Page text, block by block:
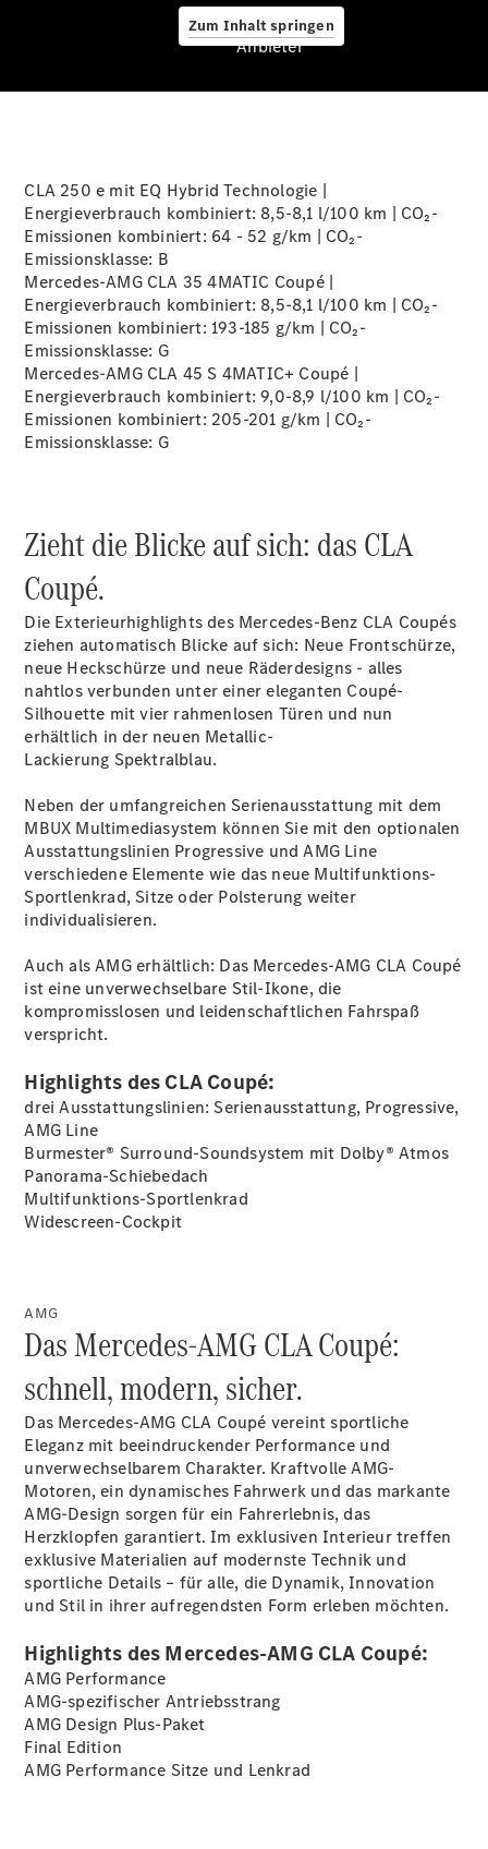
Zum Inhalt springen
A-Klasse
Kompaktlimousine
CLE Coupé
Mercedes-
AMG GT
Mercedes-
AMG GT 4-
Türer
CLE
Cabriolet
AMG SL
Roadster
Mercedes-
Maybach SL
Monogram
Limousine
VLE
Vans &
Reisemobile
EQT -
elektrisch
EQV -
elektrisch
V-Klasse
V-Klasse
Marco Polo
V-Klasse
Marco Polo
HORIZON
Reisemobile
Junge
Sterne
Sterne -
Anbieter
CLA 250 e mit EQ Hybrid Technologie |
Energieverbrauch kombiniert: 8,5-8,1 l/100 km | CO₂-
Emissionen kombiniert: 64 - 52 g/km | CO₂-
Emissionsklasse: B
Mercedes-AMG CLA 35 4MATIC Coupé |
Energieverbrauch kombiniert: 8,5-8,1 l/100 km | CO₂-
Emissionen kombiniert: 193-185 g/km | CO₂-
Emissionsklasse: G
Mercedes-AMG CLA 45 S 4MATIC+ Coupé |
Energieverbrauch kombiniert: 9,0-8,9 l/100 km | CO₂-
Emissionen kombiniert: 205-201 g/km | CO₂-
Emissionsklasse: G
Zieht die Blicke auf sich: das CLA
Coupé.
Die Exterieurhighlights des Mercedes-Benz CLA Coupés
ziehen automatisch Blicke auf sich: Neue Frontschürze,
neue Heckschürze und neue Räderdesigns - alles
nahtlos verbunden unter einer eleganten Coupé-
Silhouette mit vier rahmenlosen Türen und nun
erhältlich in der neuen Metallic-
Lackierung Spektralblau.
Neben der umfangreichen Serienausstattung mit dem
MBUX Multimediasystem können Sie mit den optionalen
Ausstattungslinien Progressive und AMG Line
verschiedene Elemente wie das neue Multifunktions-
Sportlenkrad, Sitze oder Polsterung weiter
individualisieren.
Auch als AMG erhältlich: Das Mercedes-AMG CLA Coupé
ist eine unverwechselbare Stil-Ikone, die
kompromisslosen und leidenschaftlichen Fahrspaß
verspricht.
Highlights des CLA Coupé:
drei Ausstattungslinien: Serienausstattung, Progressive,
AMG Line
Burmester® Surround-Soundsystem mit Dolby®Atmos
Panorama-Schiebedach
Multifunktions-Sportlenkrad
Widescreen-Cockpit
AMG
Das Mercedes-AMG CLA Coupé:
schnell, modern, sicher.
Das Mercedes-AMG CLA Coupé vereint sportliche
Eleganz mit beeindruckender Performance und
unverwechselbarem Charakter. Kraftvolle AMG-
Motoren, ein dynamisches Fahrwerk und das markante
AMG-Design sorgen für ein Fahrerlebnis, das
Herzklopfen garantiert. Im exklusiven Interieur treffen
exklusive Materialien auf modernste Technik und
sportliche Details – für alle, die Dynamik, Innovation
und Stil in ihrer aufregendsten Form erleben möchten.
Highlights des Mercedes-AMG CLA Coupé:
AMG Performance
AMG-spezifischer Antriebsstrang
AMG Design Plus-Paket
Final Edition
AMG Performance Sitze und Lenkrad